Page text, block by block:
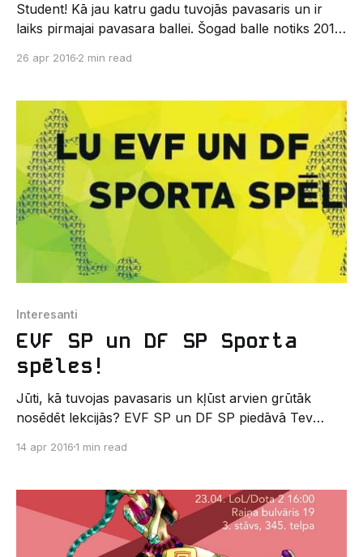
Student! Kā jau katru gadu tuvojās pavasaris un ir
laiks pirmajai pavasara ballei. Šogad balle notiks 2016.
sagatavojies baisi jautrai ballītei. Neaizmirsti ietērpties
bet neaizmirsti, ka būs arī jādejo. Par muzikālo
noskaņojumu rūpēsies grupa "The
26 apr 2016 2 min read
Interesanti
EVF SP un DF SP Sporta
spēles!
Jūti, kā tuvojas pavasaris un kļūst arvien grūtāk
nosēdēt lekcijās? EVF SP un DF SP piedāvā Tev
spēles norisināsies 21.-22.maijā atpūtas kompleksā
- iespējams celt teltis vai arī rezervēt viesu mājiņu (1
14 apr 20161 min read